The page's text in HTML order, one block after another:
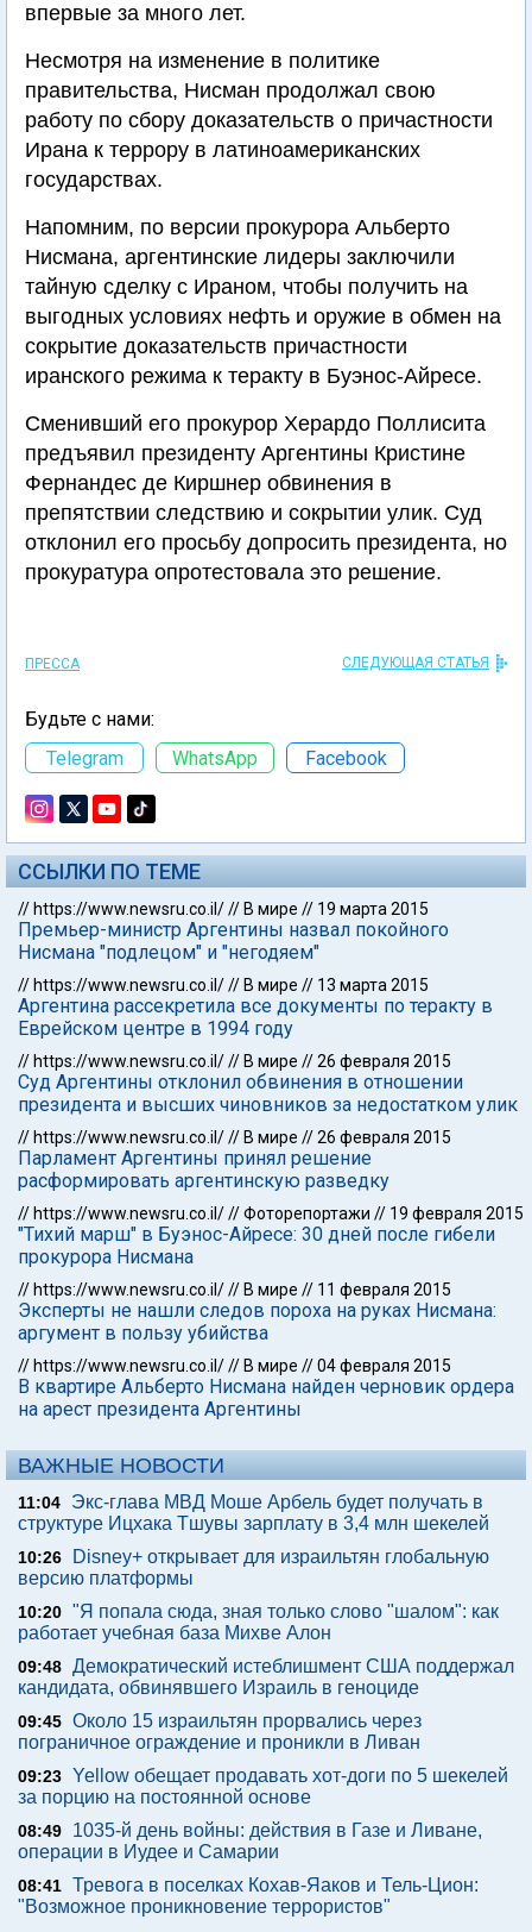
впервые за много лет.
Несмотря на изменение в политике
правительства, Нисман продолжал свою
работу по сбору доказательств о причастности
Ирана к террору в латиноамериканских
государствах.
Напомним, по версии прокурора Альберто
Нисмана, аргентинские лидеры заключили
тайную сделку с Ираном, чтобы получить на
выгодных условиях нефть и оружие в обмен на
сокрытие доказательств причастности
иранского режима к теракту в Буэнос-Айресе.
Сменивший его прокурор Херардо Поллисита
предъявил президенту Аргентины Кристине
Фернандес де Киршнер обвинения в
препятствии следствию и сокрытии улик. Суд
отклонил его просьбу допросить президента, но
прокуратура опротестовала это решение.
ПРЕССА СЛЕДУЮЩАЯ СТАТЬЯ
Будьте с нами:
Telegram
WhatsApp Facebook
ССЫЛКИ ПО ТЕМЕ
// https://www.newsru.co.il/// В мире // 19 марта 2015
Премьер-министр Аргентины назвал покойного
Нисмана "подлецом" и "негодяем"
// https://www.newsru.co.il/// В мире // 13 марта 2015
Аргентина рассекретила все документы по теракту в
Еврейском центре в 1994 году
// https://www.newsru.co.il/// В мире //26 февраля 2015
Суд Аргентины отклонил обвинения в отношении
президента и высших чиновников за недостатком улик
// https://www.newsru.co.il/// В мире //26 февраля 2015
Парламент Аргентины принял решение
расформировать аргентинскую разведку
// https://www.newsru.co.il///Фоторепортажи // 19 февраля 2015
"Тихий марш" в Буэнос-Айресе: 30 дней после гибели
прокурора Нисмана
// https://www.newsru.co.il/// В мире // 11 февраля 2015
Эксперты не нашли следов пороха на руках Нисмана:
аргумент в пользу убийства
// https://www.newsru.co.il/// В мире //04 февраля 2015
В квартире Альберто Нисмана найден черновик ордера
на арест президента Аргентины
ВАЖНЫЕ НОВОСТИ
11:04
Экс-глава МВД Моше Арбель будет получать в
структуре Ицхака Тшувы зарплату в 3,4 млн шекелей
10:26
Disney+ открывает для израильтян глобальную
версию платформы
10:20 "Я попала сюда, зная только слово "шалом": как
работает учебная база Михве Алон
09:48 Демократический истеблишмент США поддержал
кандидата, обвинявшего Израиль в геноциде
09:45 Около 15 израильтян прорвались через
пограничное ограждение и проникли в Ливан
09:23 Yellow обещает продавать хот-доги по 5 шекелей
за порцию на постоянной основе
08:49
1035-й день войны: действия в Газе и Ливане,
операции в Иудее и Самарии
08:41 Тревога в поселках Кохав-Яаков и Тель-Цион:
"Возможное проникновение террористов"